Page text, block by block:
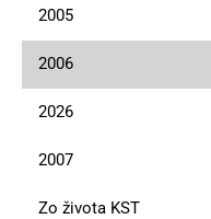
2005
2006
2026
2007
Zo života KST